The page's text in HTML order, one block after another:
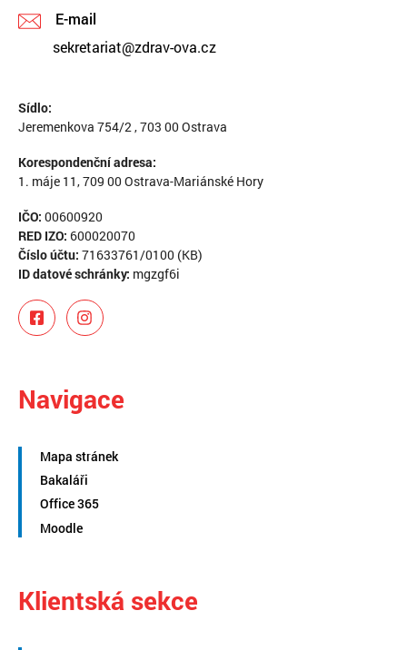
E-mail
sekretariat@zdrav-ova.cz
Sídlo:
Jeremenkova 754/2 , 703 00 Ostrava
Korespondenční adresa:
1. máje 11, 709 00 Ostrava-Mariánské Hory
IČO: 00600920
RED IZO: 600020070
Číslo účtu: 71633761/0100 (KB)
ID datové schránky: mgzgf6i
Navigace
Mapa stránek
Bakaláři
Office 365
Moodle
Klientská sekce